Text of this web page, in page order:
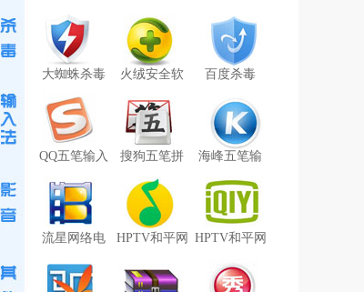
大蜘蛛杀毒 火绒安全软 百度杀毒
QQ五笔输入 搜狗五笔拼 海峰五笔输
流星网络电 HPTV和平网 HPTV和平网